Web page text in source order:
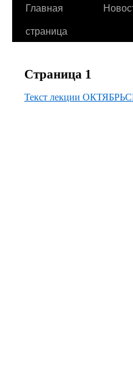
Главная
страница
Страница 1
Текст лекции